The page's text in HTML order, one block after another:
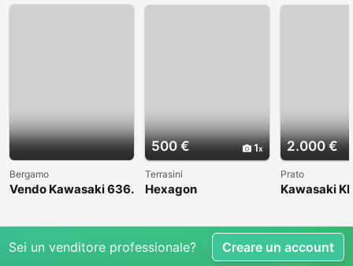
Bergamo
Vendo Kawasaki 636.
500 € 1
Terrasini
Hexagon
2.000 €
Prato
Kawasaki
Sei un venditore professionale? Creare un account